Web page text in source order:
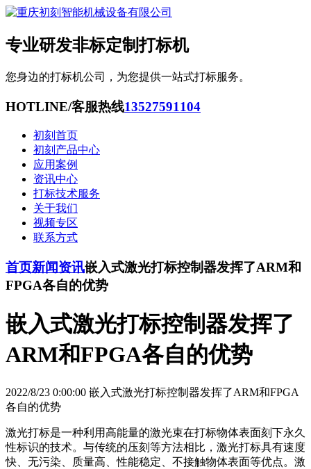
专业研发非标定制打标机
您身边的打标机公司，为您提供一站式打标服务。
HOTLINE/客服热线13527591104
初刻首页
初刻产品中心
应用案例
资讯中心
打标技术服务
关于我们
视频专区
联系方式
首页新闻资讯嵌入式激光打标控制器发挥了ARM和
FPGA各自的优势
嵌入式激光打标控制器发挥了
ARM和FPGA各自的优势
2022/8/23 0:00:00 嵌入式激光打标控制器发挥了ARM和FPGA
各自的优势
激光打标是一种利用高能量的激光束在打标物体表面刻下永久
性标识的技术。与传统的压刻等方法相比，激光打标具有速度
快、无污染、质量高、性能稳定、不接触物体表面等优点。激